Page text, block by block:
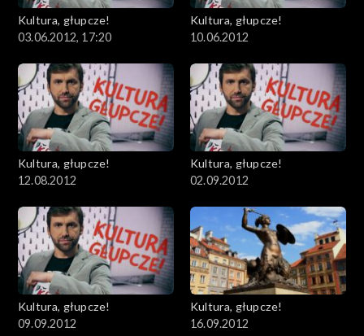
Kultura, głupcze!
03.06.2012, 17:20
Kultura, głupcze!
10.06.2012
Kultura, głupcze!
12.08.2012
Kultura, głupcze!
02.09.2012
Kultura, głupcze!
09.09.2012
Kultura, głupcze!
16.09.2012